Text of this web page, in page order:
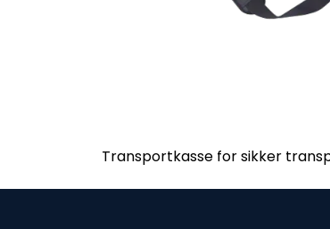
Transportkasse for sikker